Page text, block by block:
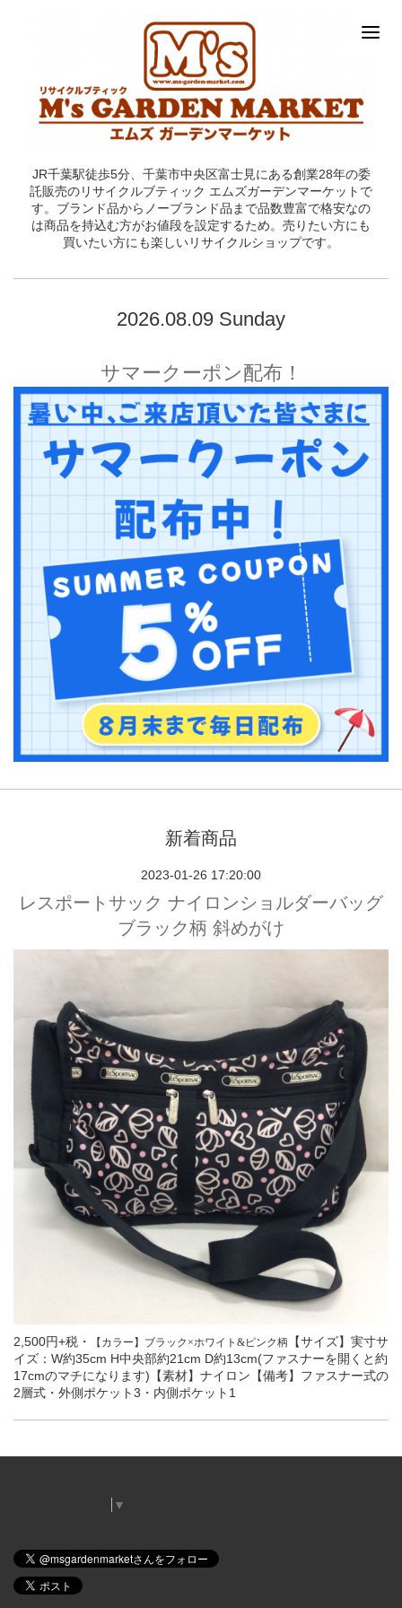
JR千葉駅徒歩5分、千葉市中央区富士見にある創業28年の委
託販売のリサイクルブティック エムズガーデンマーケットで
す。ブランド品からノーブランド品まで品数豊富で格安なの
は商品を持込む方がお値段を設定するため。売りたい方にも
買いたい方にも楽しいリサイクルショップです。
2026.08.09 Sunday
サマークーポン配布！
新着商品
2023-01-26 17:20:00
レスポートサック ナイロンショルダーバッグ
ブラック柄 斜めがけ
2,500円+税・ 【カラー】ブラック×ホワイト&ピンク柄 【サイズ】実寸サ
イズ：W約35cm H中央部約21cm D約13cm(ファスナーを開くと約
17cmのマチになります)【素材】ナイロン【備考】ファスナー式の
2層式・外側ポケット3・内側ポケット1
▼